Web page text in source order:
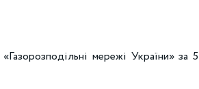
мережі України» за 5